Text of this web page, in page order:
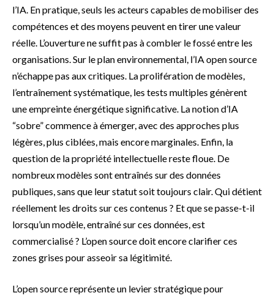
l’IA. En pratique, seuls les acteurs capables de mobiliser des
compétences et des moyens peuvent en tirer une valeur
réelle. L’ouverture ne suffit pas à combler le fossé entre les
organisations. Sur le plan environnemental, l’IA open source
n’échappe pas aux critiques. La prolifération de modèles,
l’entraînement systématique, les tests multiples génèrent
une empreinte énergétique significative. La notion d’IA
“sobre” commence à émerger, avec des approches plus
légères, plus ciblées, mais encore marginales. Enfin, la
question de la propriété intellectuelle reste floue. De
nombreux modèles sont entraînés sur des données
publiques, sans que leur statut soit toujours clair. Qui détient
réellement les droits sur ces contenus ? Et que se passe-t-il
lorsqu’un modèle, entraîné sur ces données, est
commercialisé ? L’open source doit encore clarifier ces
zones grises pour asseoir sa légitimité.
L’open source représente un levier stratégique pour